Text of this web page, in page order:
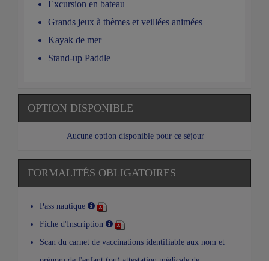
Excursion en bateau
Grands jeux à thèmes et veillées animées
Kayak de mer
Stand-up Paddle
OPTION DISPONIBLE
Aucune option disponible pour ce séjour
FORMALITÉS OBLIGATOIRES
Pass nautique
Fiche d'Inscription
Scan du carnet de vaccinations identifiable aux nom et